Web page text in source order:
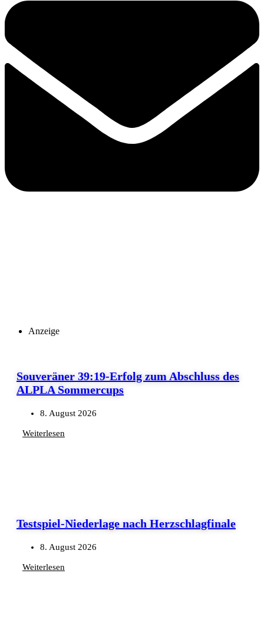
Anzeige
Souveräner 39:19-Erfolg zum Abschluss des
ALPLA Sommercups
8. August 2026
Weiterlesen
Testspiel-Niederlage nach Herzschlagfinale
8. August 2026
Weiterlesen